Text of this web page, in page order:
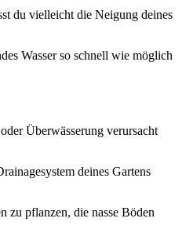
du vielleicht die Neigung deines
Wasser so schnell wie möglich
Überwässerung verursacht
deines Gartens
zu pflanzen, die nasse Böden